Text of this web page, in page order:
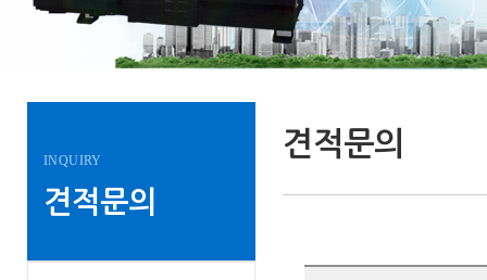
INQUIRY
견적문의
견적문의